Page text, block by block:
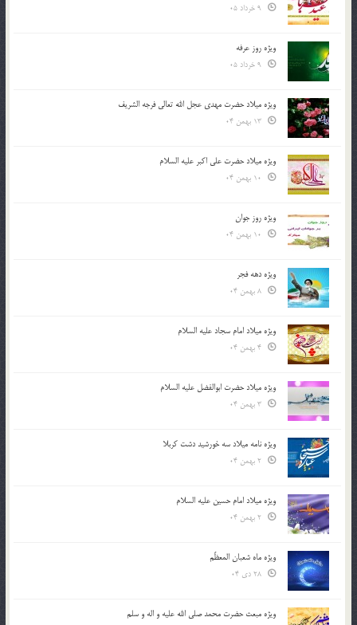
ویژه روز عرفه
ویژه میلاد حضرت مهدی عجل الله تعالی فرجه الشريف
ویژه میلاد حضرت علی اکبر علیه السلام
ویژه روز جوان
ویژه دهه فجر
ویژه میلاد امام سجاد علیه السلام
ویژه میلاد حضرت ابوالفضل علیه السلام
ویژه نامه میلاد سه خورشید دشت کربلا
ویژه میلاد امام حسین علیه السلام
ویژه ماه شعبان المعظّم
ویژه مبعث حضرت محمد صلی الله علیه و اله و سلم